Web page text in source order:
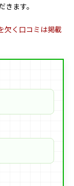
ます。
欠く口コミは掲載